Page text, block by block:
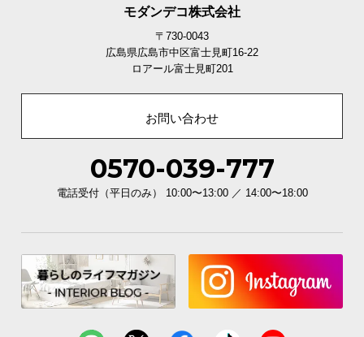
モダンデコ株式会社
〒730-0043
広島県広島市中区富士見町16-22
ロアール富士見町201
お問い合わせ
0570-039-777
電話受付（平日のみ） 10:00〜13:00 ／ 14:00〜18:00